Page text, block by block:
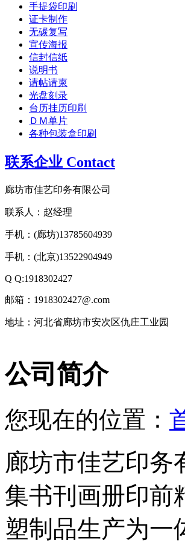
手提袋印刷
证卡制作
无碳复写
宣传海报
信封信纸
说明书
请帖请柬
光盘刻录
台历挂历印刷
ＤＭ单片
各种包装盒印刷
联系企业 Contact
廊坊市佳艺印务有限公司
联系人：赵经理
手机：(廊坊)13785604939
手机：(北京)13522904949
Q Q:1918302427
邮箱：1918302427@.com
地址：河北省廊坊市安次区仇庄工业园
术
支
京
有
肥
设
上
海
有
机
公司简介
您现在的位置：
廊坊市佳艺印务
集书刊画册印前
塑制品生产为一